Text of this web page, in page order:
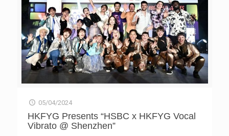
吸引超過1,000名公眾投票，由基督教宣道會宣基中學的蔡
卓圻奪得「至Like惜水食譜大獎」。 決賽後設有惜水工作
體驗活動，「惜水廚藝大比拼」的冠、亞及季軍將於暑假期
間體驗水務署工作及協助籌劃惜水推廣項目。另亦會舉行
「今餐有惜水」餐廳協作企劃，「惜水食譜設計比賽」誕生
的25個優秀食譜中，部分食譜將被指定餐廳選用，推出期間
限定「惜水菜式」。 「惜水大使計劃2023/24——惜水料理
達人挑戰」透過綜藝遊戲、食譜設計和廚藝比拼，不僅讓中
學生了解水足跡、學習珍惜水資源，亦向大眾推廣惜水飲食
m21.hk/watersavingchef。 附件 「惜水大使計劃2023/24
—惜水料理達人挑戰」決賽：「惜水廚藝大比拼」結果 獎
項 參賽者 學校 菜式名稱 冠軍 何崴慈 聖母無玷聖心書院 中
外匯聚夏日清爽二人定食 亞軍 陳慧璇、林梓榆 中華基督教
05/04/2024
HKFYG Presents “HSBC x HKFYG Vocal
Vibrato @ Shenzhen”